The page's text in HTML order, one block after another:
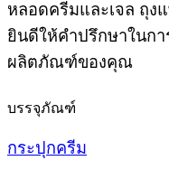
หลอดครีมและเจล ถุง
ยินดีให้คำปรึกษาในก
ผลิตภัณฑ์ของคุณ
บรรจุภัณฑ์
กระปุกครีม